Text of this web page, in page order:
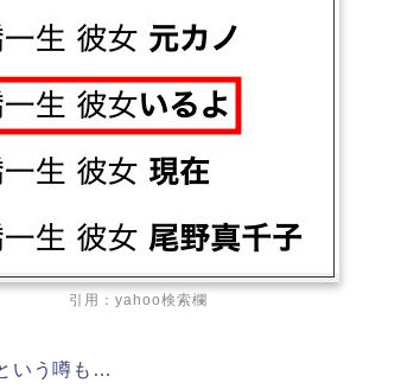
引用：yahoo検索欄
いう噂も…